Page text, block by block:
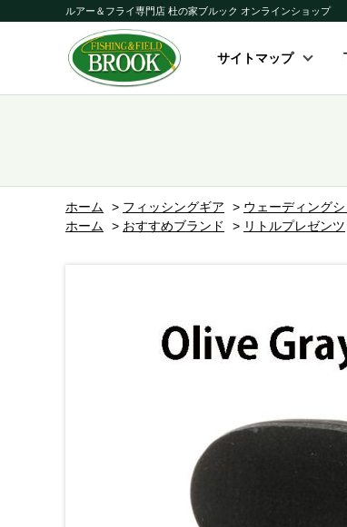
ルアー＆フライ専門店 杜の家ブルック オンラインショップ
サイトマップ
ホーム > フィッシングギア > ウェーディング
ホーム
> おすすめブランド > リトルプレゼンツ